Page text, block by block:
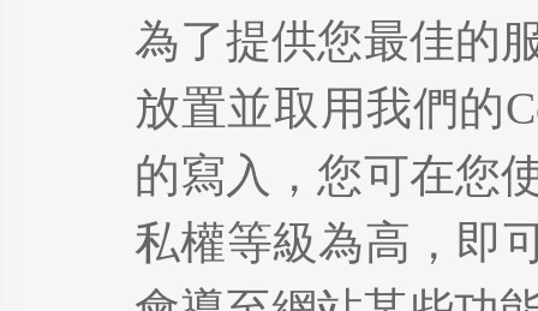
為了提供您最佳的
放置並取用我們的
的寫入，您可在您
私權等級為高，即